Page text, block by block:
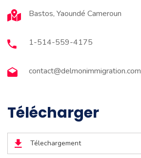
Bastos, Yaoundé Cameroun
1-514-559-4175
contact@delmonimmigration.com
Télécharger
Télechargement